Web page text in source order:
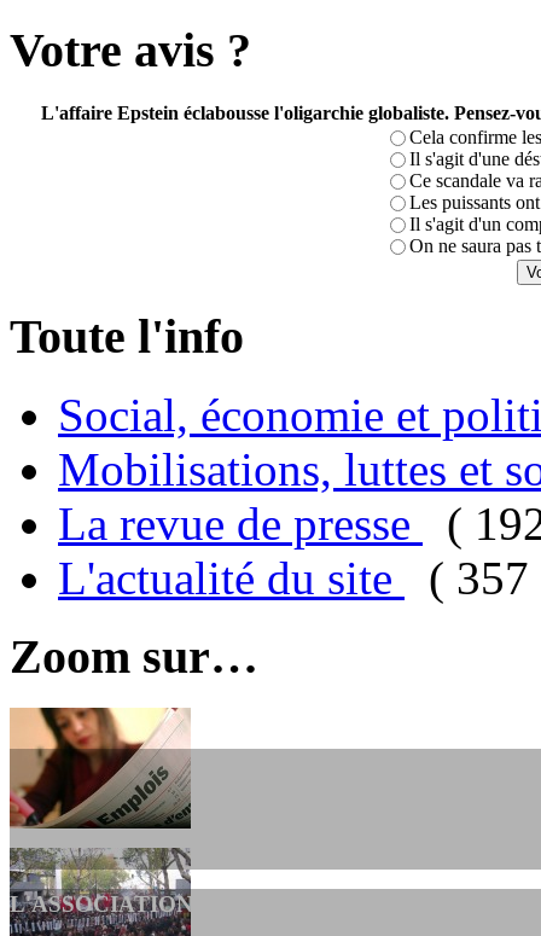
Votre avis ?
L'affaire Epstein éclabousse l'oligarchie globaliste. Pensez-
Cela confirme
Il s'agit d'une
Ce scandale va
Les puissants
Il s'agit d'un
On ne saura pas
Toute l'info
Social, économie et
Mobilisations, luttes et
La revue de presse
(
L'actualité du site
( 357
Zoom sur…
L'ASSOCIATION